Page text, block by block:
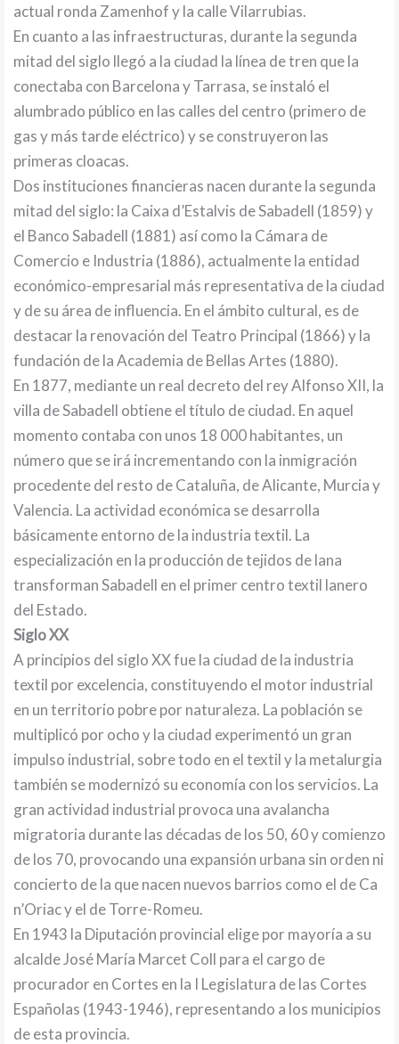
actual ronda Zamenhof y la calle Vilarrubias.
En cuanto a las infraestructuras, durante la segunda
mitad del siglo llegó a la ciudad la línea de tren que la
conectaba con Barcelona y Tarrasa, se instaló el
alumbrado público en las calles del centro (primero de
gas y más tarde eléctrico) y se construyeron las
primeras cloacas.
Dos instituciones financieras nacen durante la segunda
mitad del siglo: la Caixa d’Estalvis de Sabadell (1859) y
el Banco Sabadell (1881) así como la Cámara de
Comercio e Industria (1886), actualmente la entidad
económico-empresarial más representativa de la ciudad
y de su área de influencia. En el ámbito cultural, es de
destacar la renovación del Teatro Principal (1866) y la
fundación de la Academia de Bellas Artes (1880).
En 1877, mediante un real decreto del rey Alfonso XII, la
villa de Sabadell obtiene el título de ciudad. En aquel
momento contaba con unos 18 000 habitantes, un
número que se irá incrementando con la inmigración
procedente del resto de Cataluña, de Alicante, Murcia y
Valencia. La actividad económica se desarrolla
básicamente entorno de la industria textil. La
especialización en la producción de tejidos de lana
transforman Sabadell en el primer centro textil lanero
del Estado.
Siglo XX
A principios del siglo XX fue la ciudad de la industria
textil por excelencia, constituyendo el motor industrial
en un territorio pobre por naturaleza. La población se
multiplicó por ocho y la ciudad experimentó un gran
impulso industrial, sobre todo en el textil y la metalurgia
también se modernizó su economía con los servicios. La
gran actividad industrial provoca una avalancha
migratoria durante las décadas de los 50, 60 y comienzo
de los 70, provocando una expansión urbana sin orden ni
concierto de la que nacen nuevos barrios como el de Ca
n’Oriac y el de Torre-Romeu.
En 1943 la Diputación provincial elige por mayoría a su
alcalde José María Marcet Coll para el cargo de
procurador en Cortes en la I Legislatura de las Cortes
Españolas (1943-1946), representando a los municipios
de esta provincia.